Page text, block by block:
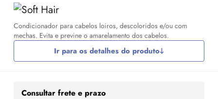
Condicionador para cabelos loiros, descoloridos e/ou com
mechas. Evita e previne o amarelamento dos cabelos.
Ir para os detalhes do produto
Consultar frete e prazo